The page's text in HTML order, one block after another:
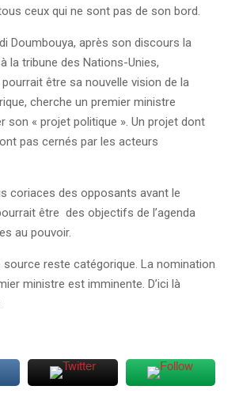
ceux qui ne sont pas de son bord.
Doumbouya, après son discours la
la tribune des Nations-Unies,
être sa nouvelle vision de la
cherche un premier ministre
son « projet politique ». Un projet dont
pas cernés par les acteurs
coriaces des opposants avant le
être des objectifs de l’agenda
au pouvoir.
reste catégorique. La nomination
ministre est imminente. D’ici là